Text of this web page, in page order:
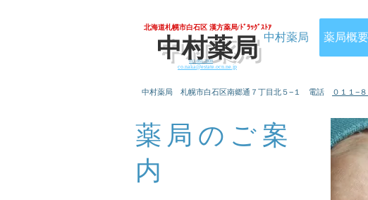
中村薬局 薬局概要
北海道札幌市白石区 漢方薬局/ﾄﾞﾗｯｸﾞｽﾄｱ
中村薬局
011-861-2808
co.naka@estate.ocn.ne.jp
中村薬局 札幌市白石区南郷通７丁目北５−１ 電話 ０１１−
薬局のご案
内